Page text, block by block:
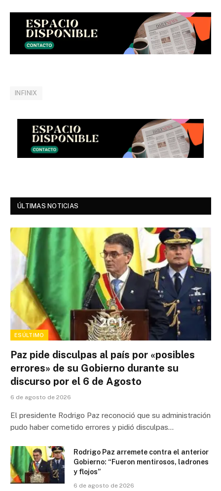
INFINIX
ÚLTIMAS NOTICIAS
ESÚLTIMO
Paz pide disculpas al país por «posibles
errores» de su Gobierno durante su
discurso por el 6 de Agosto
6 de agosto de 2026
El presidente Rodrigo Paz reconoció que su administración
pudo haber cometido errores y pidió disculpas…
Rodrigo Paz arremete contra el anterior
Gobierno: “Fueron mentirosos, ladrones
y flojos”
6 de agosto de 2026